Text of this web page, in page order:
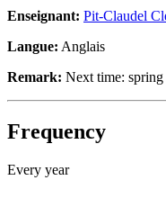
Enseignant: Pit-Claudel
Langue: Anglais
Remark: Next time:
Frequency
Every year